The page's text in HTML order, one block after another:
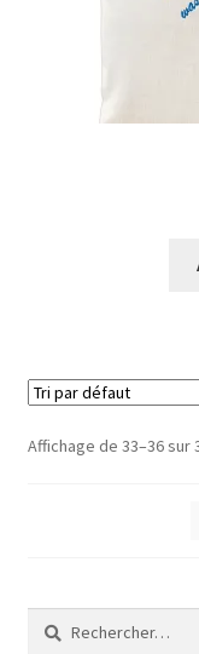
Affichage de 33–36 sur
Rechercher :